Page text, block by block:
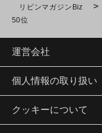
リビンマガジンBiz >
50位
運営会社
個人情報の取り扱い
クッキーについて